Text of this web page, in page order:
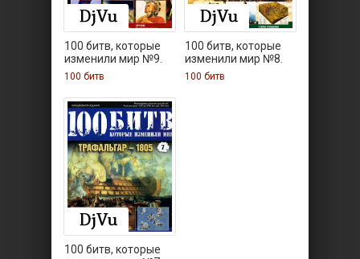
100 битв, которые
изменили мир №9.
100 битв
100 битв, которые
изменили мир №8.
100 битв
100 битв, которые